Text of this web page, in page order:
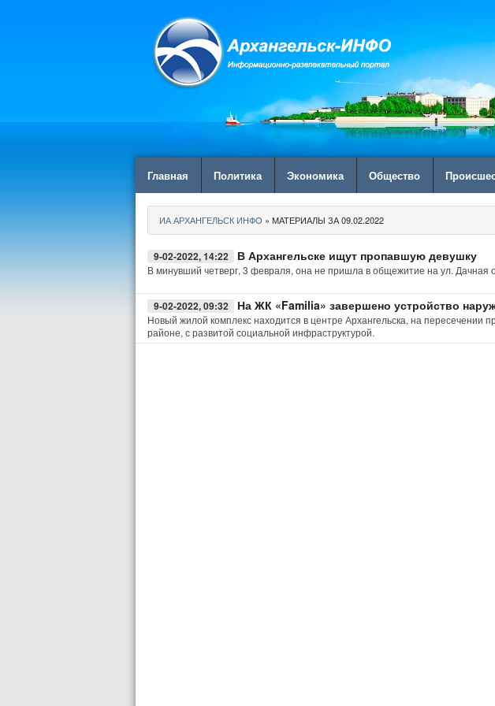
Главная Политика Экономика Общество
ИА АРХАНГЕЛЬСК ИНФО » МАТЕРИАЛЫ ЗА 09.02.2022
9-02-2022, 14:22 В Архангельске ищут пропавшую девушку
В минувший четверг, 3 февраля, она не пришла в общежитие на ул. Дачная
9-02-2022, 09:32 На ЖК «Familia» завершено устройство
Новый жилой комплекс находится в центре Архангельска, на пересечении
районе, с развитой социальной инфраструктурой.